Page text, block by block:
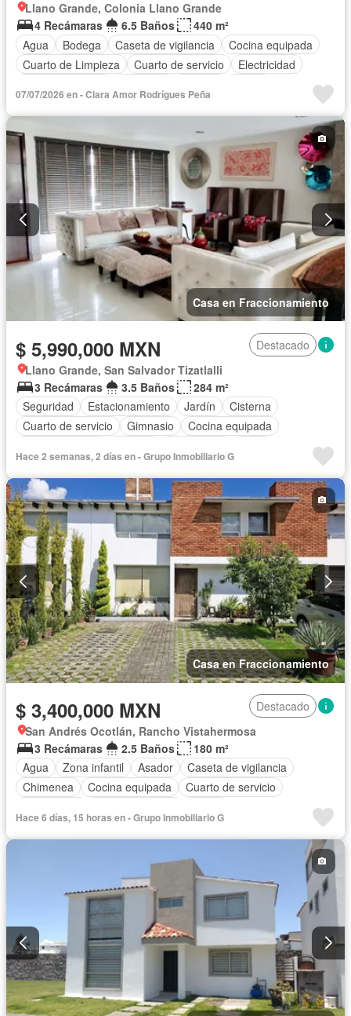
Llano Grande, Colonia Llano Grande
4 Recámaras
6.5 Baños
440 m²
Agua
Bodega Caseta de vigilancia
Cocina equipada
Cuarto de Limpieza
Cuarto de servicio
Electricidad
Recámara con closet
Sala polivalente
07/07/2026 en - Clara Amor Rodrígues Peña
Casa en Fraccionamiento
$ 5,990,000 MXN
Destacado
Llano Grande, San Salvador Tizatlalli
3 Recámaras
3.5 Baños
284 m²
Seguridad
Estacionamiento Jardín
Cisterna
Cuarto de servicio
Gimnasio
Cocina equipada
Cuarto de Limpieza
Gas natural
Chimenea
Zonas verdes
Caseta de vigilancia Sin amueblar
Hace 2 semanas, 2 días en - Grupo Inmobiliario G
Casa en Fraccionamiento
$ 3,400,000 MXN
Destacado
San Andrés Ocotlán, Rancho Vistahermosa
3 Recámaras
2.5 Baños
180 m²
Agua
Zona infantil Asador
Caseta de vigilancia
Chimenea
Cocina equipada
Cuarto de servicio
Recámara con closet
Zonas verdes
Hace 6 días, 15 horas en - Grupo Inmobiliario G